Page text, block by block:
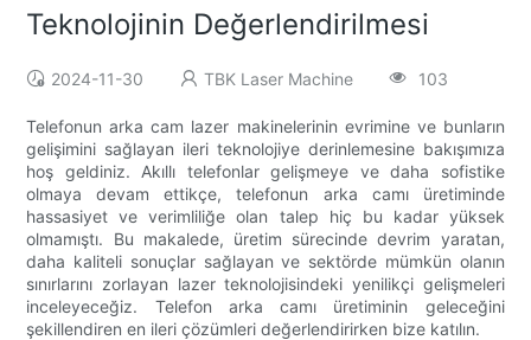
Teknolojinin Değerlendirilmesi
2024-11-30 TBK Laser Machine 103
Telefonun arka cam lazer makinelerinin evrimine ve bunların
gelişimini sağlayan ileri teknolojiye derinlemesine bakışımıza
hoş geldiniz. Akıllı telefonlar gelişmeye ve daha sofistike
olmaya devam ettikçe, telefonun arka camı üretiminde
hassasiyet ve verimliliğe olan talep hiç bu kadar yüksek
olmamıştı. Bu makalede, üretim sürecinde devrim yaratan,
daha kaliteli sonuçlar sağlayan ve sektörde mümkün olanın
sınırlarını zorlayan lazer teknolojisindeki yenilikçi gelişmeleri
inceleyeceğiz. Telefon arka camı üretiminin geleceğini
şekillendiren en ileri çözümleri değerlendirirken bize katılın.